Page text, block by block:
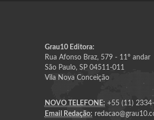
Grau10 Editora:
Rua Afonso Braz, 579 - 11º andar
São Paulo, SP 04511-011
Vila Nova Conceição
NOVO TELEFONE: +55 (11)
Email Redação: